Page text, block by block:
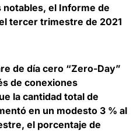
notables, el Informe de
tercer trimestre de 2021
de día cero “Zero-Day”
de conexiones
la cantidad total de
en un modesto 3 % al
el porcentaje de